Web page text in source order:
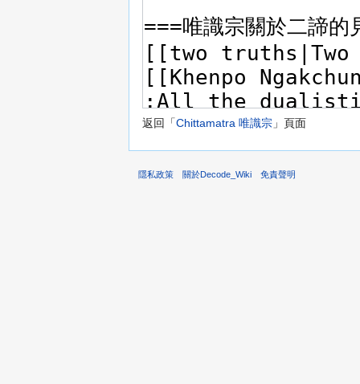
返回「Chittamatra 唯識宗 」頁面
隱私政策 關於Decode_Wiki 免責聲明